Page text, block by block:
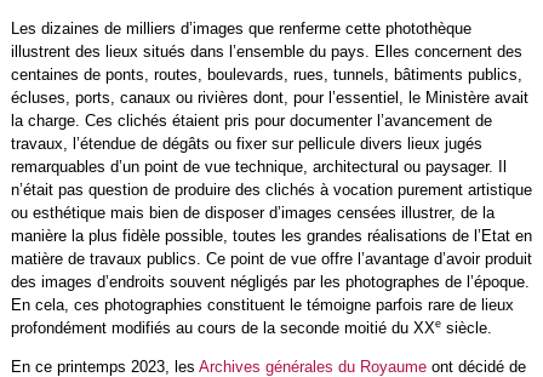
Les dizaines de milliers d’images que renferme cette photothèque
illustrent des lieux situés dans l’ensemble du pays. Elles concernent des
centaines de ponts, routes, boulevards, rues, tunnels, bâtiments publics,
écluses, ports, canaux ou rivières dont, pour l’essentiel, le Ministère avait
la charge. Ces clichés étaient pris pour documenter l’avancement de
travaux, l’étendue de dégâts ou fixer sur pellicule divers lieux jugés
remarquables d’un point de vue technique, architectural ou paysager. Il
n’était pas question de produire des clichés à vocation purement artistique
ou esthétique mais bien de disposer d’images censées illustrer, de la
manière la plus fidèle possible, toutes les grandes réalisations de l’Etat en
matière de travaux publics. Ce point de vue offre l’avantage d’avoir produit
des images d’endroits souvent négligés par les photographes de l’époque.
En cela, ces photographies constituent le témoigne parfois rare de lieux
profondément modifiés au cours de la seconde moitié du XXesiècle.
En ce printemps 2023, les Archives générales du Royaumeont décidé de